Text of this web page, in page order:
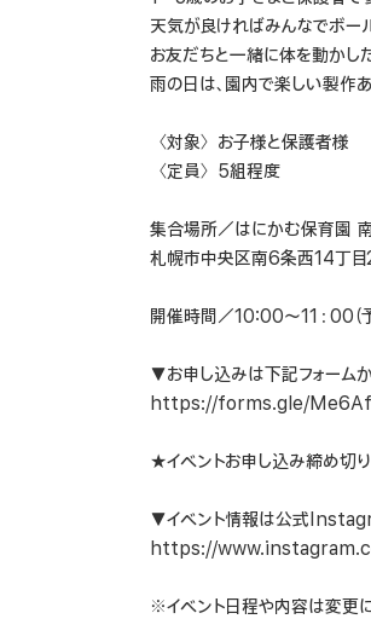
天気が良ければみんなでボー
お友だちと一緒に体を動かし
雨の日は、園内で楽しい製作
〈対象〉お子様と保護者様
〈定員〉5組程度
集合場所／はにかむ保育園
札幌市中央区南6条西14丁目
開催時間／10:00〜11：00（
▼お申し込みは下記フォーム
https://forms.gle/
★イベントお申し込み締め切
▼イベント情報は公式
https://
※イベント日程や内容は変更